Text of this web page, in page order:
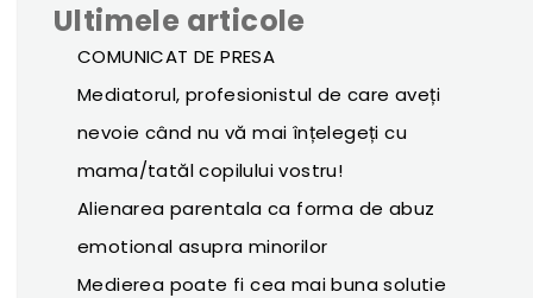
Ultimele articole
COMUNICAT DE PRESA
Mediatorul, profesionistul de care aveți
nevoie când nu vă mai înțelegeți cu
mama/tatăl copilului vostru!
Alienarea parentala ca forma de abuz
emotional asupra minorilor
Medierea poate fi cea mai buna solutie